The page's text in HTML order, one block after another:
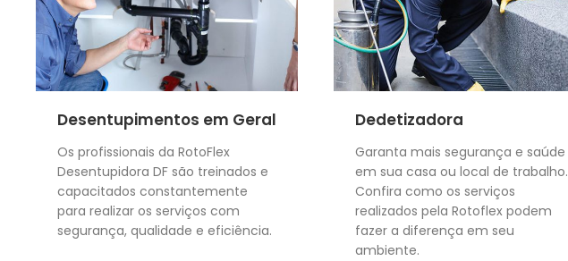
Desentupimentos em Geral
Os profissionais da RotoFlex
Desentupidora DF são treinados e
capacitados constantemente
para realizar os serviços com
segurança, qualidade e eficiência.
Dedetizadora
Garanta mais segurança e saúde
em sua casa ou local de trabalho.
Confira como os serviços
realizados pela Rotoflex podem
fazer a diferença em seu
ambiente.